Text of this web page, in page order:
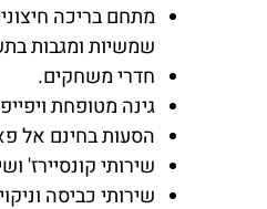
שמשיות ומגבות
חדרי משחקים.
גינה מטופחת
הסעות בחינם אל
שירותי קונסיירז'
שירותי כביסה